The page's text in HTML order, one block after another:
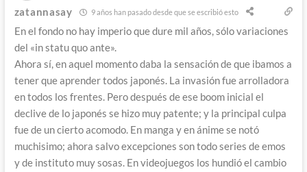
zatannasay 9 años han pasado desde que se escribió esto
En el fondo no hay imperio que dure mil años, sólo variaciones
del «in statu quo ante».
Ahora sí, en aquel momento daba la sensación de que ibamos a
tener que aprender todos japonés. La invasión fue arrolladora
en todos los frentes. Pero después de ese boom inicial el
declive de lo japonés se hizo muy patente; y la principal culpa
fue de un cierto acomodo. En manga y en ánime se notó
muchisimo; ahora salvo excepciones son todo series de emos
y de instituto muy sosas. En videojuegos los hundió el cambio